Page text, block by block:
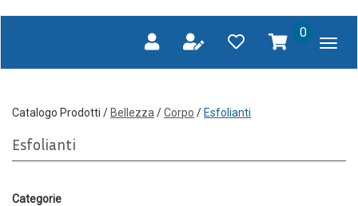
0prodotti
inseriti
Catalogo Prodotti / Bellezza /Corpo / Esfolianti
Esfolianti
Categorie